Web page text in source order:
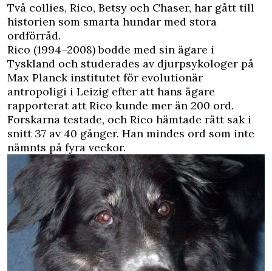
Två collies, Rico, Betsy och Chaser, har gått till
historien som smarta hundar med stora
ordförråd.
Rico (1994–2008) bodde med sin ägare i
Tyskland och studerades av djurpsykologer på
Max Planck institutet för evolutionär
antropoligi i Leizig efter att hans ägare
rapporterat att Rico kunde mer än 200 ord.
Forskarna testade, och Rico hämtade rätt sak i
snitt 37 av 40 gånger. Han mindes ord som inte
nämnts på fyra veckor.